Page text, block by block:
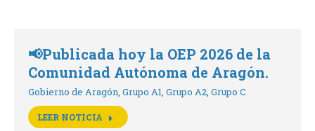
📢Publicada hoy la OEP 2026 de la
Comunidad Autónoma de Aragón.
Gobierno de Aragón, Grupo A1, Grupo A2, Grupo C
LEER NOTICIA